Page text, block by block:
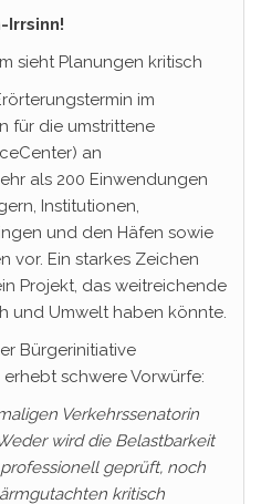
Irrsinn!
sieht Planungen kritisch
im
für die umstrittene
an
als 200 Einwendungen
Institutionen,
und den Häfen sowie
vor. Ein starkes Zeichen
Projekt, das weitreichende
und Umwelt haben könnte.
Bürgerinitiative
schwere Vorwürfe:
Verkehrssenatorin
wird die Belastbarkeit
geprüft, noch
kritisch